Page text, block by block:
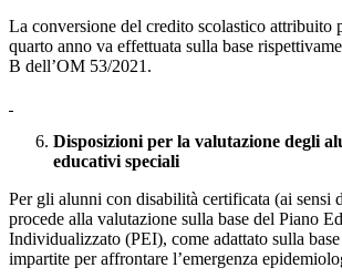
La conversione del credito scolastico attribuito
quarto anno va effettuata sulla base
B dell’OM 53/2021.
Disposizioni per la valutazione degli
educativi speciali
Per gli alunni con disabilità certificata (ai sensi
procede alla valutazione sulla base del Piano
Individualizzato (PEI), come adattato sulla
impartite per affrontare l’emergenza